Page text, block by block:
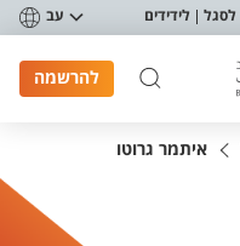
לסגל לידידים עב
להרשמה
איתמר גרוטו